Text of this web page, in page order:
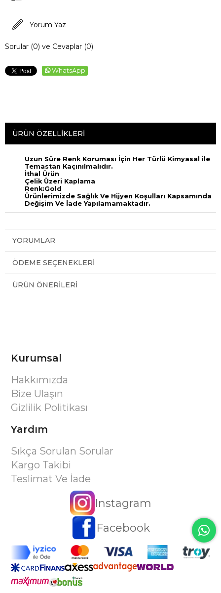
Yorum Yaz
Sorular (0) ve Cevaplar (0)
WhatsApp
ÜRÜN ÖZELLIKLERI
Uzun Süre Renk Koruması İçin Her Türlü Kimyasal ile
Temastan Kaçınılmalıdır.
İthal Ürün
Çelik Üzeri Kaplama
Renk:Gold
Ürünlerimizde Sağlık Ve Hijyen Koşulları Kapsamında
Değişim Ve İade Yapılamamaktadır.
YORUMLAR
ÖDEME SEÇENEKLERI
ÜRÜN ÖNERILERI
Kurumsal
Hakkımızda
Bize Ulaşın
Gizlilik Politikası
Yardım
Sıkça Sorulan Sorular
Kargo Takibi
Teslimat Ve İade
Instagram
Facebook